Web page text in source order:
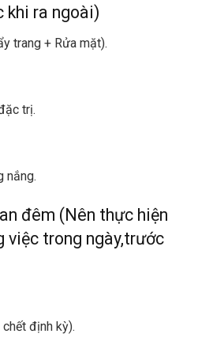
khi ra ngoài)
trang + Rửa mặt).
trị.
nắng.
đêm (Nên thực hiện
việc trong ngày,trước
định kỳ).